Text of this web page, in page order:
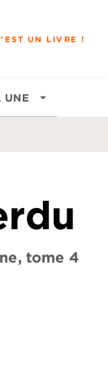
UN LIVRE !
UNE arrow_drop_down
tome 4